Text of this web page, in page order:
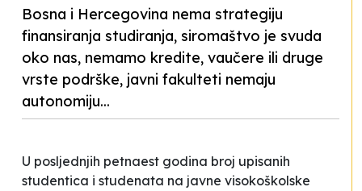
Bosna i Hercegovina nema strategiju
finansiranja studiranja, siromaštvo je svuda
oko nas, nemamo kredite, vaučere ili druge
vrste podrške, javni fakulteti nemaju
autonomiju...
U posljednjih petnaest godina broj upisanih
studentica i studenata na javne visokoškolske